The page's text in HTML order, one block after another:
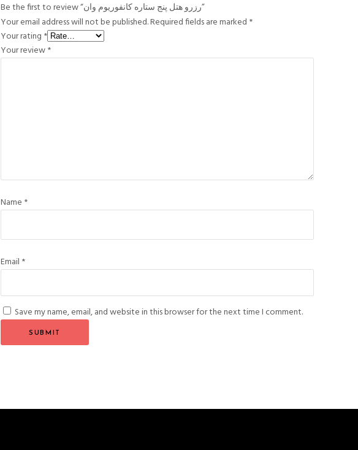
Be the first to review “رزرو هتل پنج ستاره کانفوریوم وان”
Your email address will not be published.Required fields are marked *
Your rating *
Your review*
Name *
Email *
Save my name, email, and website in this browser for the next time I comment.